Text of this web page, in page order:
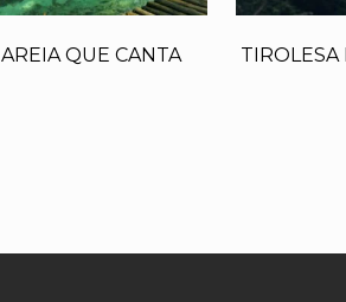
AREIA QUE CANTA TIROLESA